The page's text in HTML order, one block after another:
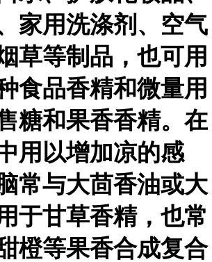
家用洗涤剂、空气
草等制品，也可用
食品香精和微量用
糖和果香香精。在
用以增加凉的感
常与大茴香油或大
于甘草香精，也常
橙等果香合成复合